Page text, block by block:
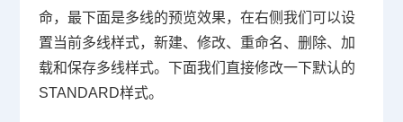
命，最下面是多线的预览效果，在右侧我们可以设
置当前多线样式，新建、修改、重命名、删除、加
载和保存多线样式。下面我们直接修改一下默认的
STANDARD样式。